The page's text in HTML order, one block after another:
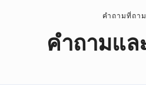
คำถามที่ถา
คําถามแล